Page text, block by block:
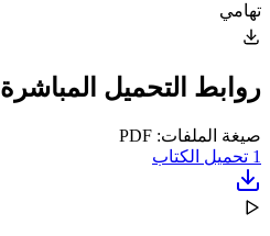
تهامي
روابط التحميل المباشرة
صيغة الملفات: PDF
1 تحميل الكتاب